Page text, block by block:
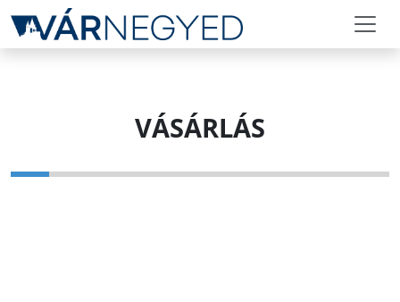
VÁSÁRLÁS